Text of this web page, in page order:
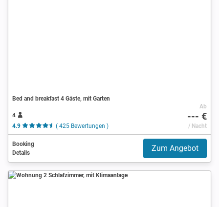
Bed and breakfast 4 Gäste, mit Garten
4
4.9
( 425 Bewertungen )
Ab
--- €
/ Nacht
Booking
Details
Zum Angebot